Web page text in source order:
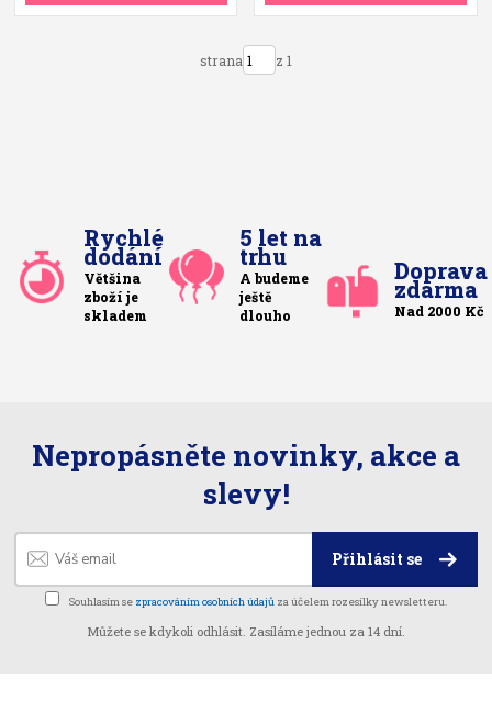
strana z 1
Rychlé
dodání
Většina
zboží je
skladem
5 let na
trhu
A budeme
ještě
dlouho
Doprava
zdarma
Nad 2000 Kč
Nepropásněte novinky, akce a
slevy!
Přihlásit se
Souhlasím se zpracováním osobních údajů za účelem rozesílky newsletteru.
Můžete se kdykoli odhlásit. Zasíláme jednou za 14 dní.